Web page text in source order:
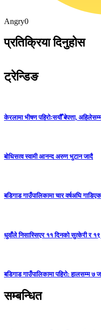
Angry0
प्रतिक्रिया दिनुहोस
ट्रेन्डिङ
केरलामा भीषण पहिरोःसयौँ बेपत्ता,
बोधिसत्व स्वामी आनन्द अरुण भुटान जादै
बडिगाड गाउँपालिकामा चार वर्षअघि
धुवाँले निसास्सिएर ११ दिनको सुत्केरी र १९
बडिगाड गाउँपालिकामा पहिरो: हालसम्म ७
सम्बन्धित